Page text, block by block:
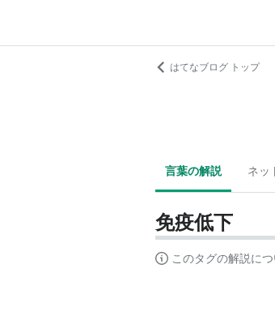
はてなブログ トップ
言葉の解説 ネッ
免疫低下
このタグの解説につ